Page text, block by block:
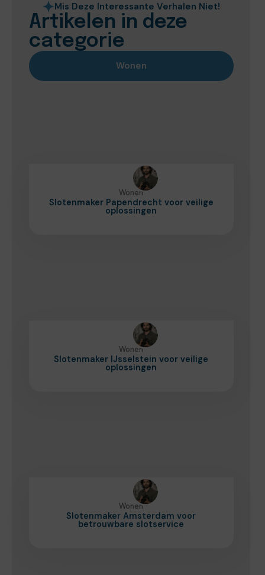
Mis Deze Interessante Verhalen Niet!
Artikelen in deze
categorie
Wonen
Wonen
Slotenmaker Papendrecht voor veilige
oplossingen
Wonen
Slotenmaker IJsselstein voor veilige
oplossingen
Wonen
Slotenmaker Amsterdam voor
betrouwbare slotservice